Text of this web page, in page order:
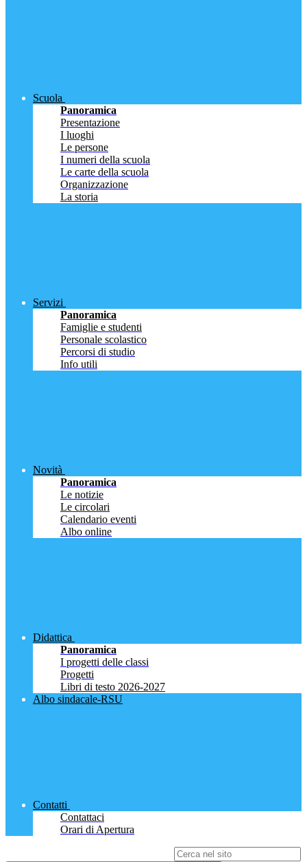
Scuola
Panoramica
Presentazione
I luoghi
Le persone
I numeri della scuola
Le carte della scuola
Organizzazione
La storia
Servizi
Panoramica
Famiglie e studenti
Personale scolastico
Percorsi di studio
Info utili
Novità
Panoramica
Le notizie
Le circolari
Calendario eventi
Albo online
Didattica
Panoramica
I progetti delle classi
Progetti
Libri di testo 2026-2027
Albo sindacale-RSU
Contatti
Contattaci
Orari di Apertura